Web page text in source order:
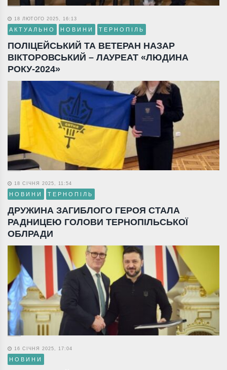
18 ЛЮТОГО 2025, 16:13
АКТУАЛЬНО НОВИНИ ТЕРНОПІЛЬ
ПОЛІЦЕЙСЬКИЙ ТА ВЕТЕРАН НАЗАР
ВІКТОРОВСЬКИЙ – ЛАУРЕАТ «ЛЮДИНА
РОКУ-2024»
18 СІЧНЯ 2025, 11:54
НОВИНИ ТЕРНОПІЛЬ
ДРУЖИНА ЗАГИБЛОГО ГЕРОЯ СТАЛА
РАДНИЦЕЮ ГОЛОВИ ТЕРНОПІЛЬСЬКОЇ
ОБЛРАДИ
16 СІЧНЯ 2025, 17:04
НОВИНИ